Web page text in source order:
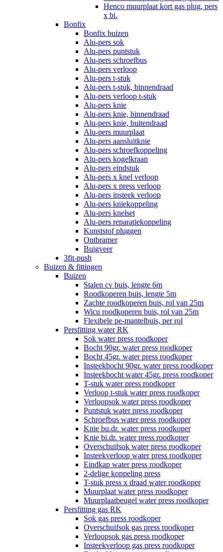
Henco muurplaat kort gas plug, pers
x bi.
Bonfix
Bonfix buizen
Alu-pers sok
Alu-pers puntstuk
Alu-pers schroefbus
Alu-pers verloop
Alu-pers t-stuk
Alu-pers t-stuk, binnendraad
Alu-pers verloop t-stuk
Alu-pers knie
Alu-pers knie, binnendraad
Alu-pers knie, buitendraad
Alu-pers muurplaat
Alu-pers aansluitknie
Alu-pers schroefkoppeling
Alu-pers kogelkraan
Alu-pers eindstuk
Alu-pers x knel verloop
Alu-pers x press verloop
Alu-pers insteek verloop
Alu-pers kniekoppeling
Alu-pers knelset
Alu-pers reparatiekoppeling
Kunststof pluggen
Ontbramer
Buigveer
3fit-push
Buizen & fittingen
Buizen
Stalen cv buis, lengte 6m
Roodkoperen buis, lengte 5m
Zachte roodkoperen buis, rol van 25m
Wicu roodkoperen buis, rol van 25m
Flexibele pe-mantelbuis, per rol
Persfitting water RK
Sok water press roodkoper
Bocht 90gr. water press roodkoper
Bocht 45gr. water press roodkoper
Insteekbocht 90gr. water press roodkoper
Insteekbocht water 45gr. press roodkoper
T-stuk water press roodkoper
Verloop t-stuk water press roodkoper
Verloopsok water press roodkoper
Puntstuk water press roodkoper
Schroefbus water press roodkoper
Knie bu.dr. water press roodkoper
Knie bi.dr. water press roodkoper
Overschuifsok water press roodkoper
Insteekverloop water press roodkoper
Eindkap water press roodkoper
2-delige koppeling press
T-stuk press x draad water roodkoper
Muurplaat water press roodkoper
Muurplaatbeugel water press roodkoper
Persfitting gas RK
Sok gas press roodkoper
Overschuifsok gas press roodkoper
Verloopsok gas press roodkoper
Insteekverloop gas press roodkoper